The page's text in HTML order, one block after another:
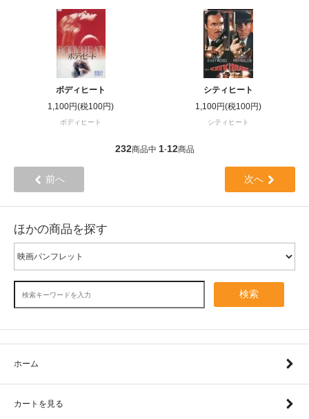
ボディヒート
1,100円(税100円)
ボディヒート
シティヒート
1,100円(税100円)
シティヒート
232商品中 1-12商品
前へ 次へ
ほかの商品を探す
検索
ホーム
カートを見る